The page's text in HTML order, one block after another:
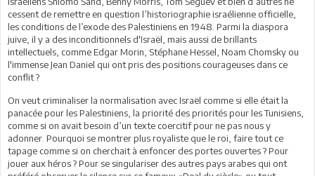
cessent de remettre en question l’historiographie israélienne officielle,
les conditions de l’exode des Palestiniens en 1948. Parmi la diaspora
juive, il y a des inconditionnels d'Israël, mais aussi de brillants
intellectuels, comme Edgar Morin, Stéphane Hessel, Noam Chomsky ou
l'immense Jean Daniel qui ont pris des positions courageuses dans ce
conflit ?
On veut criminaliser la normalisation avec Israël comme si elle était la
panacée pour les Palestiniens, la priorité des priorités pour les Tunisiens,
comme si on avait besoin d’un texte coercitif pour ne pas nous y
adonner. Pourquoi se montrer plus royaliste que le roi, faire tout ce
tapage comme si on cherchait à enfoncer des portes ouvertes ? Pour
jouer aux héros ? Pour se singulariser des autres pays arabes qui ont